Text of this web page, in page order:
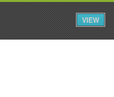
VIEW
INICIAR SESSÃO